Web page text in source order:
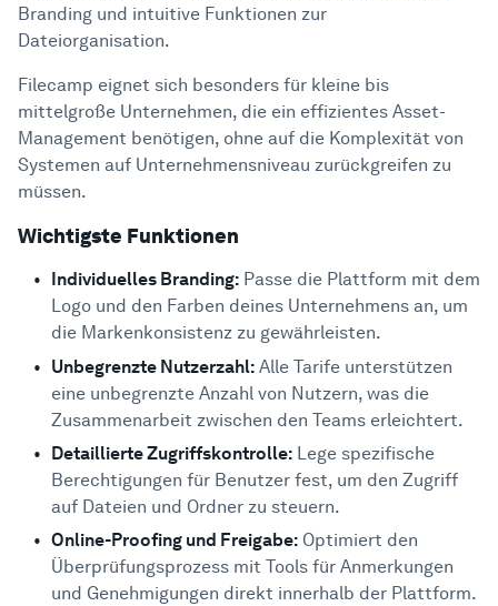
Branding und intuitive Funktionen zur
Dateiorganisation.
Filecamp eignet sich besonders für kleine bis
mittelgroße Unternehmen, die ein effizientes Asset-
Management benötigen, ohne auf die Komplexität von
Systemen auf Unternehmensniveau zurückgreifen zu
müssen.
Wichtigste Funktionen
Individuelles Branding: Passe die Plattform mit dem
Logo und den Farben deines Unternehmens an, um
die Markenkonsistenz zu gewährleisten.
Unbegrenzte Nutzerzahl: Alle Tarife unterstützen
eine unbegrenzte Anzahl von Nutzern, was die
Zusammenarbeit zwischen den Teams erleichtert.
Detaillierte Zugriffskontrolle: Lege spezifische
Berechtigungen für Benutzer fest, um den Zugriff
auf Dateien und Ordner zu steuern.
Online-Proofing und Freigabe: Optimiert den
Überprüfungsprozess mit Tools für Anmerkungen
und Genehmigungen direkt innerhalb der Plattform.